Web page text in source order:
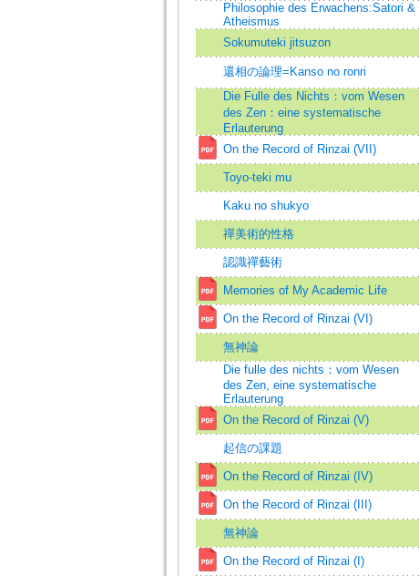
Philosophie des Erwachens:Satori &
Atheismus
Sokumuteki jitsuzon
還相の論理=Kanso no ronri
Die Fulle des Nichts：vom Wesen
des Zen：eine systematische
Erlauterung
On the Record of Rinzai (VII)
Toyo-teki mu
Kaku no shukyo
禪美術的性格
認識禪藝術
Memories of My Academic Life
On the Record of Rinzai (VI)
無神論
Die fulle des nichts：vom Wesen
des Zen, eine systematische
Erlauterung
On the Record of Rinzai (V)
起信の課題
On the Record of Rinzai (IV)
On the Record of Rinzai (III)
無神論
On the Record of Rinzai (I)